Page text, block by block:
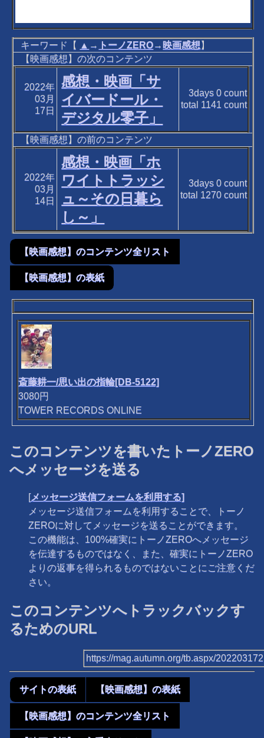
キーワード【 ▲ → トーノZERO→ 映画感想】
【映画感想】の次のコンテンツ
2022年
03月
17日
感想・映画「サ
イバードール・
デジタル零子」
3days 0count
total 1141 count
【映画感想】の前のコンテンツ
2022年
03月
14日
感想・映画「ホ
ワイトトラッシ
ュ～その日暮ら
し～」
3days 0count
total 1270count
【映画感想】のコンテンツ全リスト
【映画感想】の表紙
斎藤耕一/思い出の指輪[DB-5122]
3080円
TOWER RECORDS ONLINE
このコンテンツを書いたトーノZERO
へメッセージを送る
[メッセージ送信フォームを利用する]
メッセージ送信フォームを利用することで、トーノ
ZEROに対してメッセージを送ることができます。
この機能は、100%確実にトーノZEROへメッセージ
を伝達するものではなく、また、確実にトーノZERO
よりの返事を得られるものではないことにご注意くだ
さい。
このコンテンツへトラックバックす
るためのURL
https://mag.autumn.org/tb.aspx/
サイトの表紙 【映画感想】の表紙
【映画感想】のコンテンツ全リスト